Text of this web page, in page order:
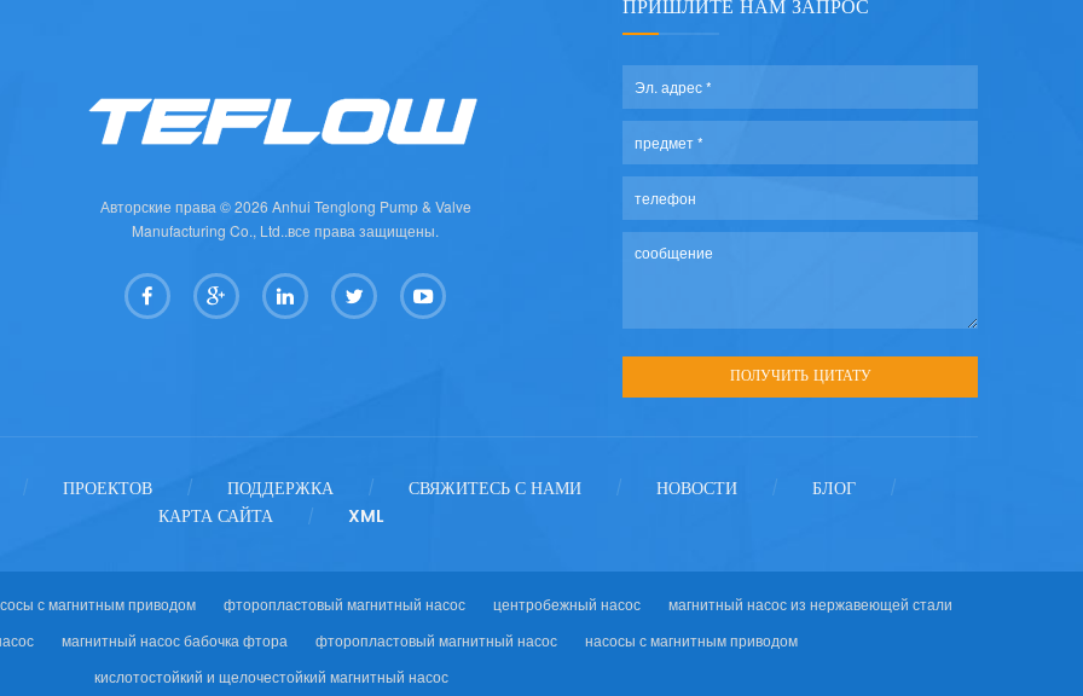
Авторские права © 2026 Anhui Tenglong Pump & Valve
Manufacturing Co., Ltd..все права защищены.
ПРИШЛИТЕ НАМ ЗАПРОС
/ ПРОЕКТОВ / ПОДДЕРЖКА / СВЯЖИТЕСЬ С НАМИ / НОВОСТИ / БЛОГ /
КАРТА САЙТА / XML
с магнитным приводом фторопластовый магнитный насос центробежный насос
магнитный насос из нержавеющей стали
магнитный насос бабочка фтора фторопластовый магнитный насос
насосы с магнитным приводом
кислотостойкий и щелочестойкий магнитный насос